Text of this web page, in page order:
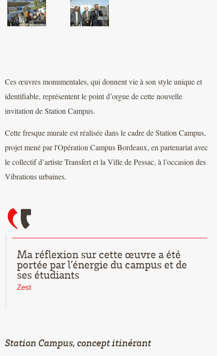
Ces œuvres monumentales, qui donnent vie à son style unique et
identifiable, représentent le point d’orgue de cette nouvelle
invitation de Station Campus.
Cette fresque murale est réalisée dans le cadre de Station Campus,
projet mené par l'Opération Campus Bordeaux, en partenariat avec
le collectif d’artiste Transfert et la Ville de Pessac, à l’occasion des
Vibrations urbaines.
Ma réflexion sur cette œuvre a été
portée par l’énergie du campus et de
ses étudiants
Zest
Station Campus, concept itinérant